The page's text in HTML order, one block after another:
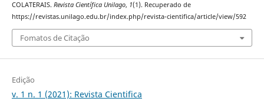
COLATERAIS. Revista Científica Unilago, 1(1). Recuperado de
https://revistas.unilago.edu.br/index.php/revista-cientifica/article/view/592
Fomatos de Citação
Edição
v. 1 n. 1 (2021): Revista Cientifica